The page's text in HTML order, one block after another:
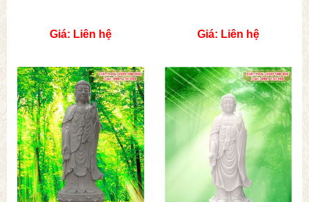
Giá: Liên hệ Giá: Liên hệ